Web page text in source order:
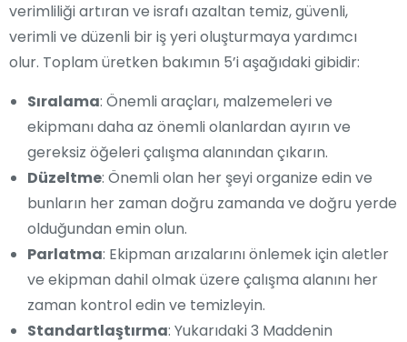
verimliliği artıran ve israfı azaltan temiz, güvenli,
verimli ve düzenli bir iş yeri oluşturmaya yardımcı
olur. Toplam üretken bakımın 5’i aşağıdaki gibidir:
Sıralama: Önemli araçları, malzemeleri ve
ekipmanı daha az önemli olanlardan ayırın ve
gereksiz öğeleri çalışma alanından çıkarın.
Düzeltme: Önemli olan her şeyi organize edin ve
bunların her zaman doğru zamanda ve doğru yerde
olduğundan emin olun.
Parlatma: Ekipman arızalarını önlemek için aletler
ve ekipman dahil olmak üzere çalışma alanını her
zaman kontrol edin ve temizleyin.
Standartlaştırma: Yukarıdaki 3 Maddenin